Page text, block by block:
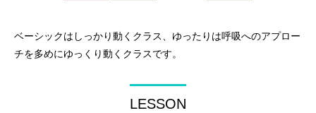
ベーシックはしっかり動くクラス、ゆったりは呼吸へのアプロー
チを多めにゆっくり動くクラスです。
LESSON